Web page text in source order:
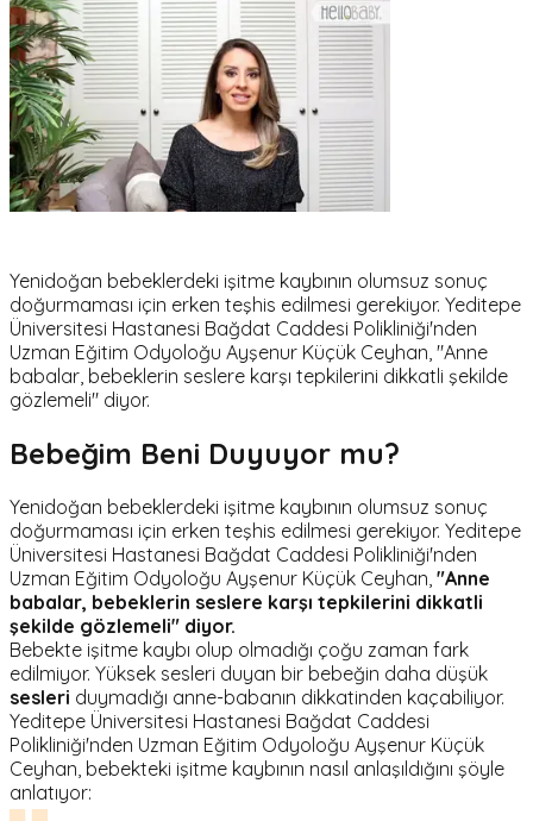
Yenidoğan bebeklerdeki işitme kaybının olumsuz sonuç
doğurmaması için erken teşhis edilmesi gerekiyor. Yeditepe
Üniversitesi Hastanesi Bağdat Caddesi Polikliniği'nden
Uzman Eğitim Odyoloğu Ayşenur Küçük Ceyhan, "Anne
babalar, bebeklerin seslere karşı tepkilerini dikkatli şekilde
gözlemeli" diyor.
Bebeğim Beni Duyuyor mu?
Yenidoğan bebeklerdeki işitme kaybının olumsuz sonuç
doğurmaması için erken teşhis edilmesi gerekiyor. Yeditepe
Üniversitesi Hastanesi Bağdat Caddesi Polikliniği'nden
Uzman Eğitim Odyoloğu Ayşenur Küçük Ceyhan, "Anne
babalar, bebeklerin seslere karşı tepkilerini dikkatli
şekilde gözlemeli" diyor.
Bebekte işitme kaybı olup olmadığı çoğu zaman fark
edilmiyor. Yüksek sesleri duyan bir bebeğin daha düşük
sesleri duymadığı anne-babanın dikkatinden kaçabiliyor.
Yeditepe Üniversitesi Hastanesi Bağdat Caddesi
Polikliniği'nden Uzman Eğitim Odyoloğu Ayşenur Küçük
Ceyhan, bebekteki işitme kaybının nasıl anlaşıldığını şöyle
anlatıyor: